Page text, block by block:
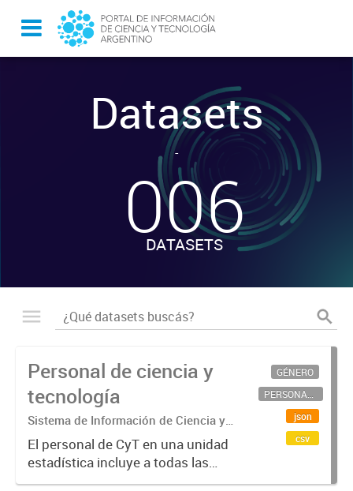
Datasets
-
006
DATASETS
Personal de ciencia y
tecnología
Sistema de Información de Ciencia y
Tecnología Argentino (SICYTAR)
El personal de CyT en una unidad
estadística incluye a todas las
personas involucradas
GÉNERO
PERSONAL CIENTÍFICO-TECNOLÓGICO
json
csv